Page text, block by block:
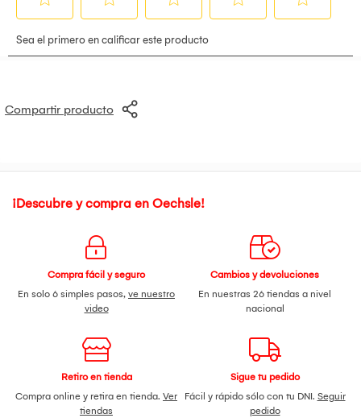
micrófonos los hace adecuados para una amplia gama de
producciones cinematográficas en exteriores. Con la
inclusión de pantallas de espuma y un clip de doble cabeza,
grabación. En resumen, los Deity Dual-Head W.Lav Pro Omni
son una herramienta esencial para quienes buscan una
Compartir producto
¡Descubre y compra en Oechsle!
Compra fácil y seguro
En solo 6 simples pasos, ve nuestro
video
Cambios y devoluciones
En nuestras 26 tiendas a nivel
nacional
Retiro en tienda
Compra online y retira en tienda. Ver
tiendas
Sigue tu pedido
Fácil y rápido sólo con tu DNI. Seguir
pedido